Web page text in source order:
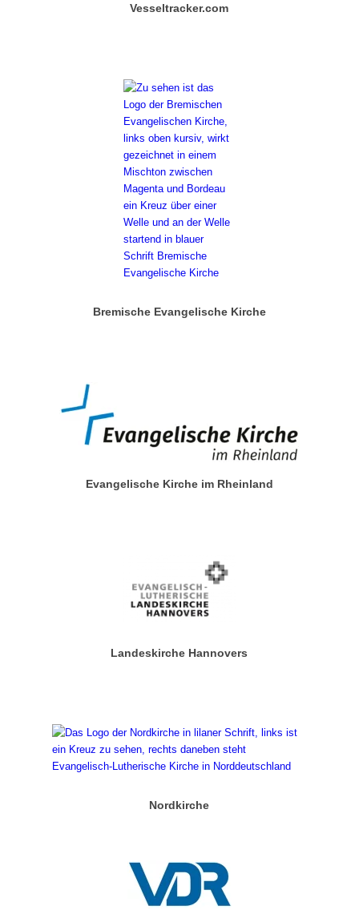
Vesseltracker.com
Bremische Evangelische Kirche
Evangelische Kirche im Rheinland
Landeskirche Hannovers
Nordkirche